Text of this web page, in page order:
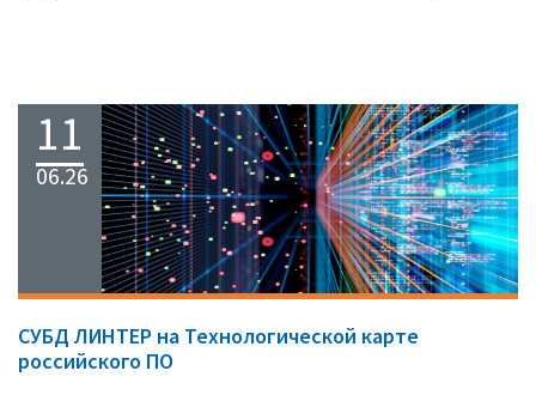
11
06.26
СУБД ЛИНТЕР на Технологической карте
российского ПО